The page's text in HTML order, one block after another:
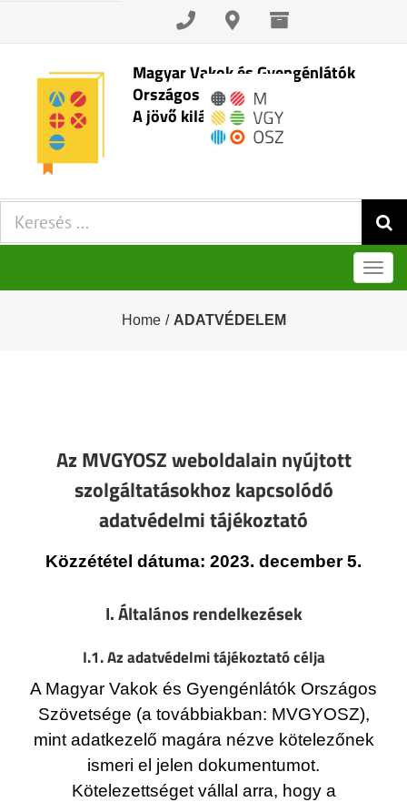
Skip
content
Magyar Vakok és Gyengénlátók
Országos Szövetsége
A jövő kilátásai
Keresés:
Home / ADATVÉDELEM
Az MVGYOSZ weboldalain nyújtott
szolgáltatásokhoz kapcsolódó
adatvédelmi tájékoztató
Közzététel dátuma: 2023. december 5.
I. Általános rendelkezések
I.1. Az adatvédelmi tájékoztató célja
A Magyar Vakok és Gyengénlátók Országos
Szövetsége (a továbbiakban: MVGYOSZ),
mint adatkezelő magára nézve kötelezőnek
ismeri el jelen dokumentumot.
Kötelezettséget vállal arra, hogy a